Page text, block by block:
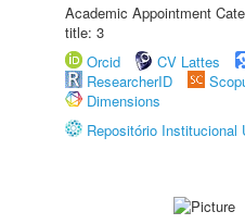
Academic Appointment
title: 3
Orcid
CV Lattes
ResearcherID
Dimensions
Repositório Institucional